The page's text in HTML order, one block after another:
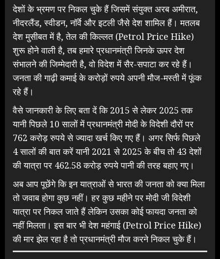
देशों के भ्रमण पर निकल चुके हैं जिसमें संयुक्त अरब अमीरात,
नीदरलैंड, स्वीडन, नॉर्वे और इटली जैसे देश शामिल हैं। मतलब
देश मुसीबत में है, तेल की किल्लत (Petrol Price Hike)
शुरू होने वाली है, तब हमारे प्रधानमंत्री जिनके ऊपर देश
संभालने की जिम्मेदारी है, वो विदेश में सैर-सपाटा कर रहे हैं।
जनता की गाढ़ी कमाई के करोड़ों रुपये अपनी मौज-मस्ती में फूंक
रहे हैं।
वैसे जानकारी के लिए बता दें कि 2015 से लेकर 2025 तक
यानी पिछले 10 सालों में प्रधानमंत्री मोदी के विदेशी दौरों पर
762 करोड़ रुपये से ज्यादा खर्च किए गए हैं। अगर सिर्फ पिछले
4 सालों की बात करें यानी 2021 से 2025 के बीच तो 43 देशों
की यात्रा पर 462.58 करोड़ रुपये पानी की तरह बहाए गए।
अब आप पूछेंगे कि इन यात्राओं से भारत की जनता को क्या मिला
तो जवाब होगा कुछ नहीं। हर कुछ महीने पर मोदी जी विदेशी
यात्रा पर निकल जाते हैं लेकिन उसका कोई फायदा जनता को
नहीं मिलता। इस बार भी देश महंगाई (Petrol Price Hike)
की मार झेल रहा है तो प्रधानमंत्री मौज करने निकल चुके हैं।